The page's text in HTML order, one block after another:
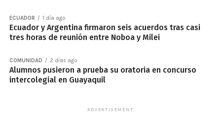
ECUADOR 1 día ago
Ecuador y Argentina firmaron seis acuerdos tras casi
tres horas de reunión entre Noboa y Milei
COMUNIDAD 2 días ago
Alumnos pusieron a prueba su oratoria en concurso
intercolegial en Guayaquil
ADVERTISEMENT